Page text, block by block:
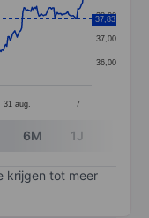
values. Data
31 aug. 7
36,00
37,00
38,00
37,83
6M 1J
krijgen tot meer